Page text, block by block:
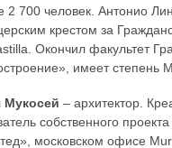
2 700 человек. Антонио
крестом за
Окончил факультет
имеет степень
Мукосей – архитектор.
собственного
московском офисе